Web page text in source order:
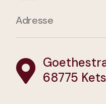
Adresse
 68775